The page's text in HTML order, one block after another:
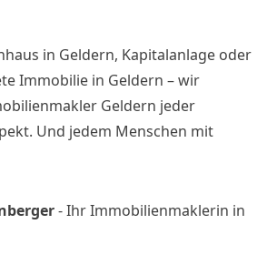
in Geldern, Kapitalanlage oder
Immobilie in Geldern – wir
Geldern jeder
Und jedem Menschen mit
- Ihr Immobilienmaklerin in